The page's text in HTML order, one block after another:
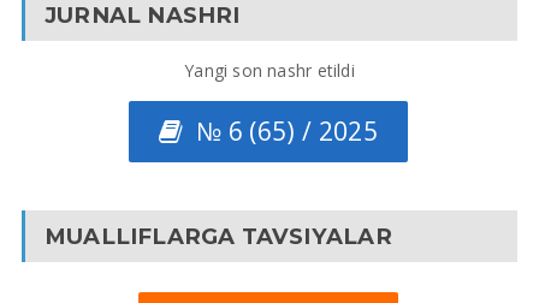
JURNAL NASHRI
Yangi son nashr etildi
№ 6 (65) / 2025
MUALLIFLARGA TAVSIYALAR